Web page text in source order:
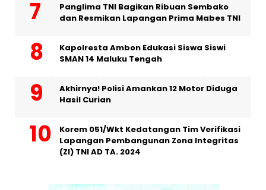
Panglima TNI Bagikan Ribuan Sembako
dan Resmikan Lapangan Prima Mabes TNI
Kapolresta Ambon Edukasi Siswa Siswi
SMAN 14 Maluku Tengah
Akhirnya! Polisi Amankan 12 Motor Diduga
Hasil Curian
Korem 051/Wkt Kedatangan Tim Verifikasi
Lapangan Pembangunan Zona Integritas
(ZI) TNI AD TA. 2024